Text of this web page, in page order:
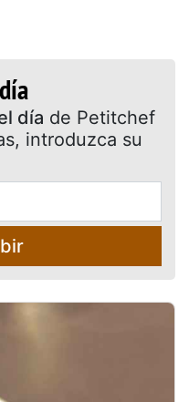
día de Petitchef
introduzca su